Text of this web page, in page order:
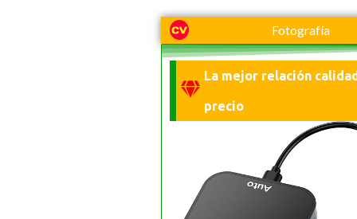
Fotografía
La mejor relación
precio